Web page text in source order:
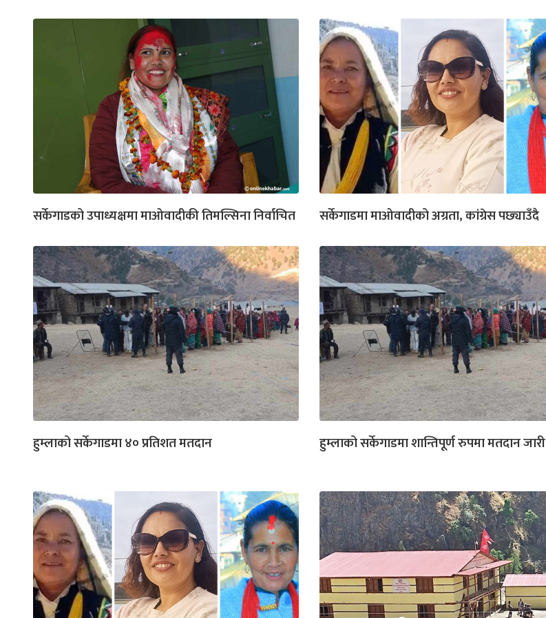
सर्केगाडको उपाध्यक्षमा माओवादीकी तिमल्सिना निर्वाचित सर्केगाडमा माओवादीको अग्रता, कांग्रेस पछ्याउँदै
हुम्लाको सर्केगाडमा ४० प्रतिशत मतदान हुम्लाको सर्केगाडमा शान्तिपूर्ण रुपमा मतदान जारी